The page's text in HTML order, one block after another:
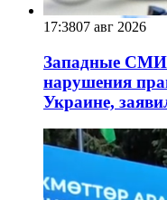
17:3807 авг 2026
Западные СМИ
нарушения
Украине,